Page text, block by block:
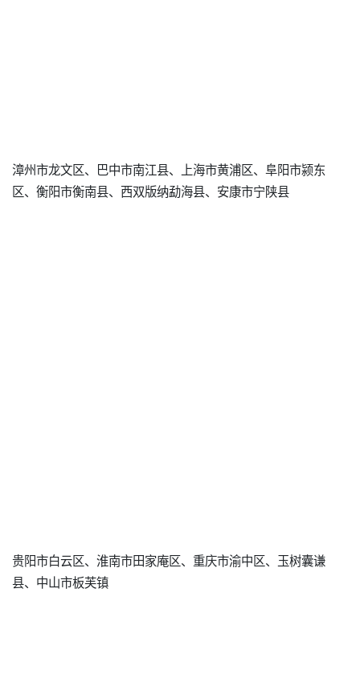
漳州市龙文区、巴中市南江县、上海市黄浦区、阜阳市颍东
区、衡阳市衡南县、西双版纳勐海县、安康市宁陕县
贵阳市白云区、淮南市田家庵区、重庆市渝中区、玉树囊谦
县、中山市板芙镇